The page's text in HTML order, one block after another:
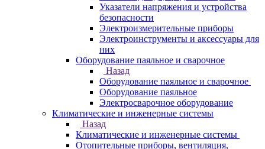
Указатели напряжения и устройства
безопасности
Электроизмерительные приборы
Электроинструменты и аксессуары для
них
Оборудование паяльное и сварочное
Назад
Оборудование паяльное и сварочное
Оборудование паяльное
Электросварочное оборудование
Климатические и инженерные системы
Назад
Климатические и инженерные системы
Отопительные приборы, вентиляция,